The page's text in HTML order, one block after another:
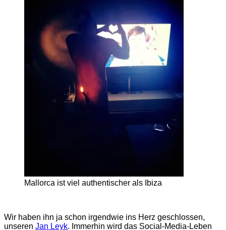
Mallorca ist viel authentischer als Ibiza
Wir haben ihn ja schon irgendwie ins Herz geschlossen,
unseren Jan Leyk. Immerhin wird das Social-Media-Leben